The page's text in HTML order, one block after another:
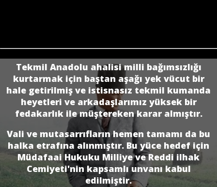
Tekmil Anadolu ahalisi milli bağımsızlığı
kurtarmak için baştan aşağı yek vücut bir
hale getirilmiş ve istisnasız tekmil kumanda
heyetleri ve arkadaşlarımız yüksek bir
fedakarlık ile müştereken karar almıştır.
Vali ve mutasarrıfların hemen tamamı da bu
halka etrafına alınmıştır. Bu yüce hedef için
Müdafaai Hukuku Milliye ve Reddi ilhak
Cemiyeti'nin kapsamlı unvanı kabul
edilmiştir.